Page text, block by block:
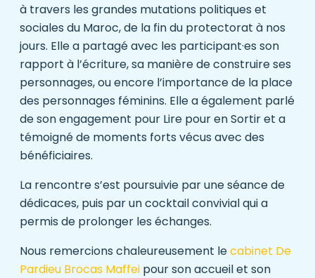
à travers les grandes mutations politiques et
sociales du Maroc, de la fin du protectorat à nos
jours. Elle a partagé avec les participant·es son
rapport à l’écriture, sa manière de construire ses
personnages, ou encore l’importance de la place
des personnages féminins. Elle a également parlé
de son engagement pour Lire pour en Sortir et a
témoigné de moments forts vécus avec des
bénéficiaires.
La rencontre s’est poursuivie par une séance de
dédicaces, puis par un cocktail convivial qui a
permis de prolonger les échanges.
Nous remercions chaleureusement lecabinet De
Pardieu Brocas Maffei pour son accueil et son